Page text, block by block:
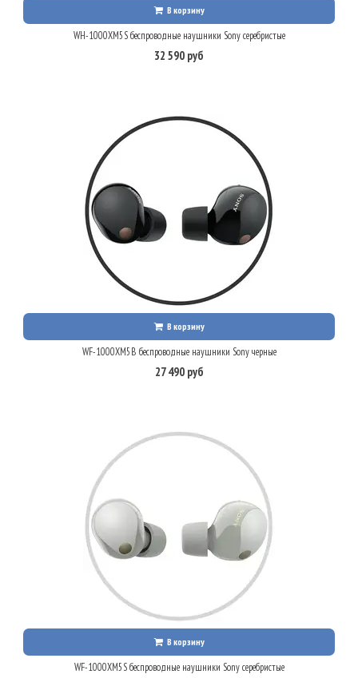
В корзину
WH-1000XM5S беспроводные наушники Sony серебристые
32 590 руб
В корзину
WF-1000XM5B беспроводные наушники Sony черные
27 490 руб
В корзину
WF-1000XM5S беспроводные наушники Sony серебристые